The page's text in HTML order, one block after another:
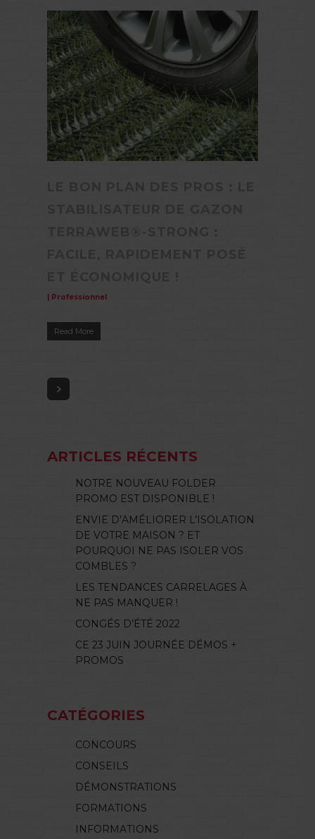
Professionnel
Read More
ARTICLES RÉCENTS
NOTRE NOUVEAU FOLDER
PROMO EST DISPONIBLE !
ENVIE D’AMÉLIORER L’ISOLATION
DE VOTRE MAISON ? ET
POURQUOI NE PAS ISOLER VOS
COMBLES ?
LES TENDANCES CARRELAGES À
NE PAS MANQUER !
CONGÉS D’ÉTÉ 2022
CE 23 JUIN JOURNÉE DÉMOS +
PROMOS
CATÉGORIES
CONCOURS
CONSEILS
DÉMONSTRATIONS
FORMATIONS
INFORMATIONS